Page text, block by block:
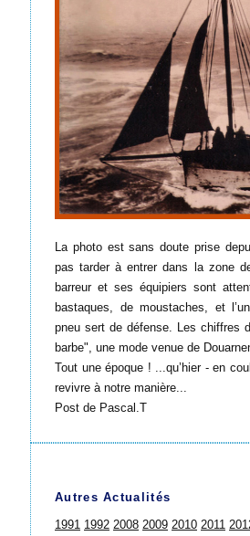
La photo est sans doute prise
pas tarder à entrer dans la zone
barreur et ses équipiers sont
bastaques, de moustaches, et
pneu sert de défense. Les chiffres
barbe", une mode venue de
Tout une époque ! ...qu’hier - en
revivre à notre manière...
Post de Pascal.T
Autres Actualités
1991 1992 2008 2009 2010 2011